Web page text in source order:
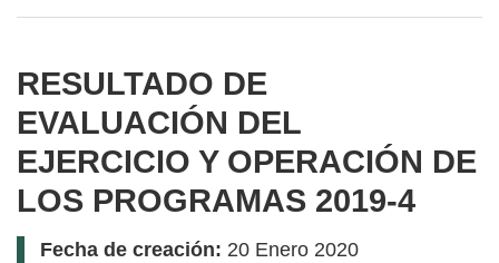
RESULTADO DE
EVALUACIÓN DEL
EJERCICIO Y OPERACIÓN DE
LOS PROGRAMAS 2019-4
Fecha de creación: 20 Enero 2020